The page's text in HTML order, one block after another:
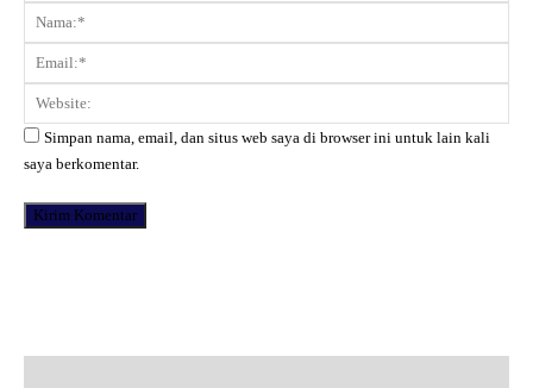
Komentar:
Simpan nama, email, dan situs web saya di browser ini untuk lain kali
saya berkomentar.